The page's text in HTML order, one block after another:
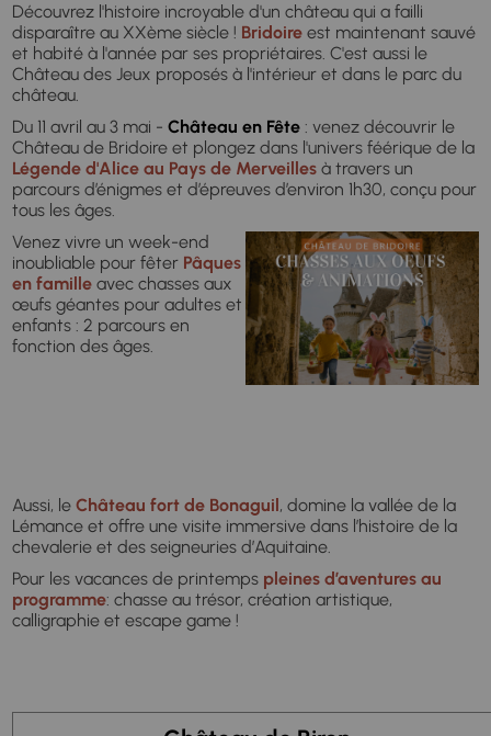
Découvrez l'histoire incroyable d'un château qui a failli
disparaître au XXème siècle ! Bridoireest maintenant sauvé
et habité à l'année par ses propriétaires. C'est aussi le
Château des Jeux proposés à l'intérieur et dans le parc du
château.
Du 11 avril au 3 mai -Château en Fête : venez découvrir le
Château de Bridoire et plongez dans l'univers féérique de la
Légende d'Alice au Pays de Merveilles à travers un
parcours d’énigmes et d’épreuves d’environ 1h30, conçu pour
tous les âges.
Venez vivre un week-end
inoubliable pour fêter Pâques
en famille avec chasses aux
œufs géantes pour adultes et
enfants :2 parcours en
fonction des âges.
Aussi, leChâteau fort de Bonaguil, domine la vallée de la
Lémance et offre une visite immersive dans l’histoire de la
chevalerie et des seigneuries d’Aquitaine.
Pour les vacances de printemps pleines d’aventures au
programme: chasse au trésor, création artistique,
calligraphie et escape game !